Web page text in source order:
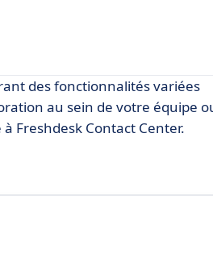
des fonctionnalités variées
au sein de votre équipe
Freshdesk Contact Center.